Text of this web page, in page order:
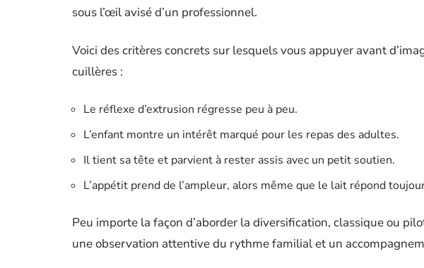
sous l’œil avisé d’un professionnel.
Voici des critères concrets sur lesquels vous appuyer avant
cuillères :
Le réflexe d’extrusion régresse peu à peu.
L’enfant montre un intérêt marqué pour les repas des adultes.
Il tient sa tête et parvient à rester assis avec un petit soutien.
L’appétit prend de l’ampleur, alors même que le lait répond
Peu importe la façon d’aborder la diversification, classique ou
une observation attentive du rythme familial et un